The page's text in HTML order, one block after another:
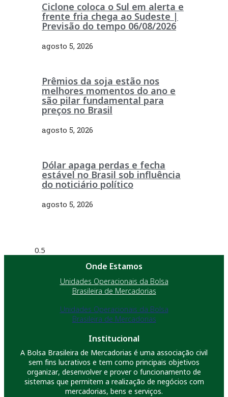
Ciclone coloca o Sul em alerta e
frente fria chega ao Sudeste |
Previsão do tempo 06/08/2026
agosto 5, 2026
Prêmios da soja estão nos
melhores momentos do ano e
são pilar fundamental para
preços no Brasil
agosto 5, 2026
Dólar apaga perdas e fecha
estável no Brasil sob influência
do noticiário político
agosto 5, 2026
Onde Estamos
Unidades Operacionais da Bolsa
Brasileira de Mercadorias
Unidades Operacionais da Bolsa
Brasileira de Mercadorias
Institucional
A Bolsa Brasileira de Mercadorias é uma associação civil
sem fins lucrativos e tem como principais objetivos
organizar, desenvolver e prover o funcionamento de
sistemas que permitem a realização de negócios com
mercadorias, bens e serviços.